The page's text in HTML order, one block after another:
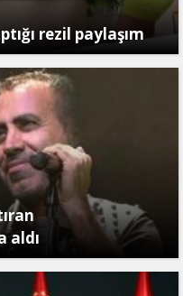
rezil paylaşım
aldı